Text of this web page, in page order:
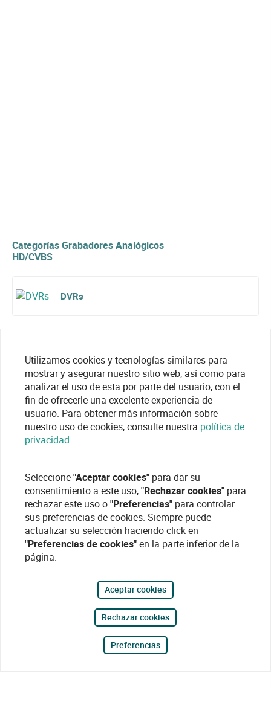
Categorías Grabadores Analógicos
HD/CVBS
DVRs
Utilizamos cookies y tecnologías similares para
mostrar y asegurar nuestro sitio web, así como para
analizar el uso de esta por parte del usuario, con el
fin de ofrecerle una excelente experiencia de
usuario. Para obtener más información sobre
nuestro uso de cookies, consulte nuestra política de
privacidad
Seleccione"Aceptar cookies" para dar su
consentimiento a este uso,"Rechazar cookies" para
rechazar este uso o"Preferencias" para controlar
sus preferencias de cookies. Siempre puede
actualizar su selección haciendo click en
"Preferencias de cookies"en la parte inferior de la
página.
Aceptar cookies
Rechazar cookies
Preferencias